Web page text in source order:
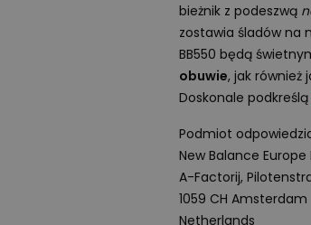
bieżnik z podeszwą
zostawia śladów na
BB550 będą
obuwie, jak również
Doskonale podkreślą
Podmiot
New Balance Europe
A-Factorij,
1059 CH Amsterdam
Netherlands